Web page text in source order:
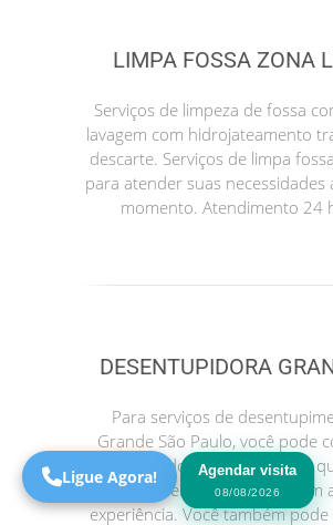
LIMPA FOSSA ZONA
Serviços de limpeza de fossa
lavagem com hidrojateamento
descarte. Serviços de limpa
para atender suas necessidades
momento. Atendimento 24
DESENTUPIDORA
Para serviços de
Grande São Paulo, você pode
Desentupidora Rei do Esgoto,
atendimento 24 horas e tem
experiência. Você também
Agendar visita
08/08/2026
São
Online
Ligue Agora!